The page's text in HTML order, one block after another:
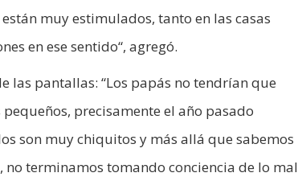
muy estimulados, tanto en las casas
en ese sentido“, agregó.
las pantallas: “Los papás no tendrían que
precisamente el año pasado
son muy chiquitos y más allá que sabemos
terminamos tomando conciencia de lo mal